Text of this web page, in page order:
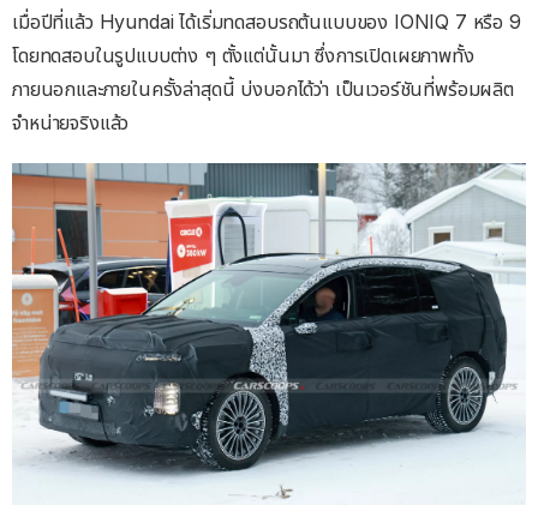
เมื่อปีที่แล้ว Hyundai ได้เริ่มทดสอบรถต้นแบบของ IONIQ 7 หรือ 9
โดยทดสอบในรูปแบบต่าง ๆ ตั้งแต่นั้นมา ซึ่งการเปิดเผยภาพทั้ง
ภายนอกและภายในครั้งล่าสุดนี้ บ่งบอกได้ว่า เป็นเวอร์ชันที่พร้อมผลิต
จำหน่ายจริงแล้ว